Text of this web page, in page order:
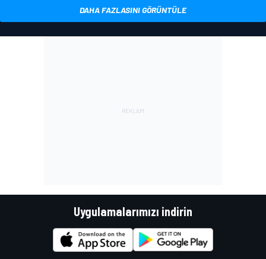
DAHA FAZLASINI GÖRÜNTÜLE
Uygulamalarımızı indirin